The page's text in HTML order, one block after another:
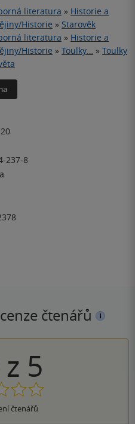
literatura » Historie a
Historie » Starověk
literatura » Historie a
Historie » Toulky… » Toulky
237-8
čtenářů
z 5
čtenářů